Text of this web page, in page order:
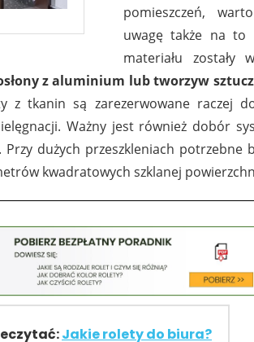
pomieszczeń,
uwagę także na to
materiału zostały
z aluminium lub tworzyw
z tkanin są zarezerwowane raczej
Ważny jest również dobór
dużych przeszkleniach potrzebne
kwadratowych szklanej
Jakie rolety do biura?